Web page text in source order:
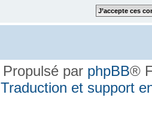
Propulsé par phpBB®
Traduction et support